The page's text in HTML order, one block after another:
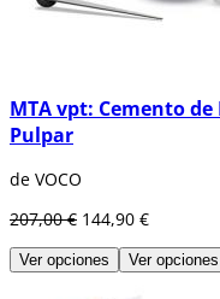
MTA vpt: Cemento
Pulpar
de VOCO
207,00 € 144,90 €
Ver opciones Ver opciones